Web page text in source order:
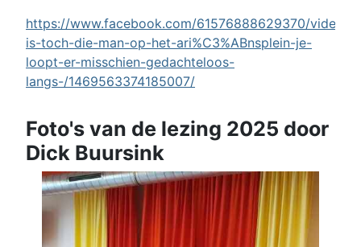
https://www.facebook.com/61576888629370/videos/
is-toch-die-man-op-het-ari%C3%ABnsplein-je-
loopt-er-misschien-gedachteloos-
langs-/1469563374185007/
Foto's van de lezing 2025 door
Dick Buursink